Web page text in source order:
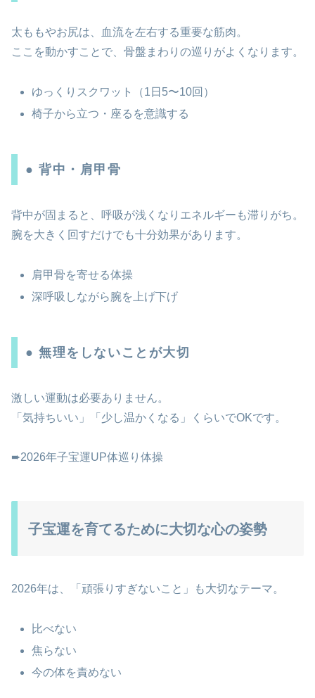
太ももやお尻は、血流を左右する重要な筋肉。
ここを動かすことで、骨盤まわりの巡りがよくなります。
ゆっくりスクワット（1日5〜10回）
椅子から立つ・座るを意識する
● 背中・肩甲骨
背中が固まると、呼吸が浅くなりエネルギーも滞りがち。
腕を大きく回すだけでも十分効果があります。
肩甲骨を寄せる体操
深呼吸しながら腕を上げ下げ
● 無理をしないことが大切
激しい運動は必要ありません。
「気持ちいい」「少し温かくなる」くらいでOKです。
➨2026年子宝運UP体巡り体操
子宝運を育てるために大切な心の姿勢
2026年は、「頑張りすぎないこと」も大切なテーマ。
比べない
焦らない
今の体を責めない